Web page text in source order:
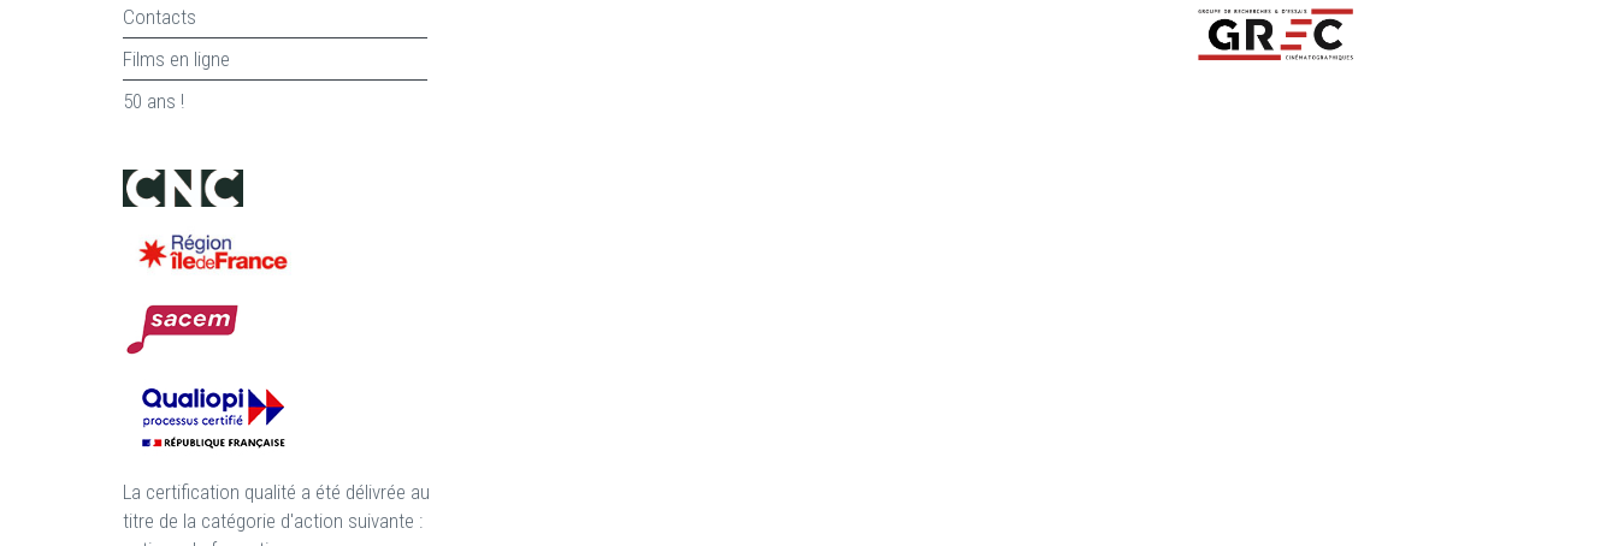
Contacts
Films en ligne
50 ans !
La certification qualité a été délivrée au
titre de la catégorie d'action suivante :